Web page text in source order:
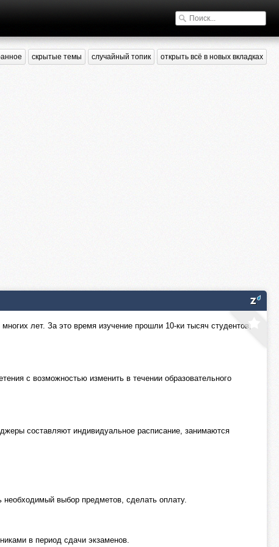
скрытые темы случайный топик открыть всё в новых вкладках
лет. За это время изучение прошли 10-ки тысяч студентов,
с возможностью изменить в течении образовательного
составляют индивидуальное расписание, занимаются
выбор предметов, сделать оплату.
в период сдачи экзаменов.